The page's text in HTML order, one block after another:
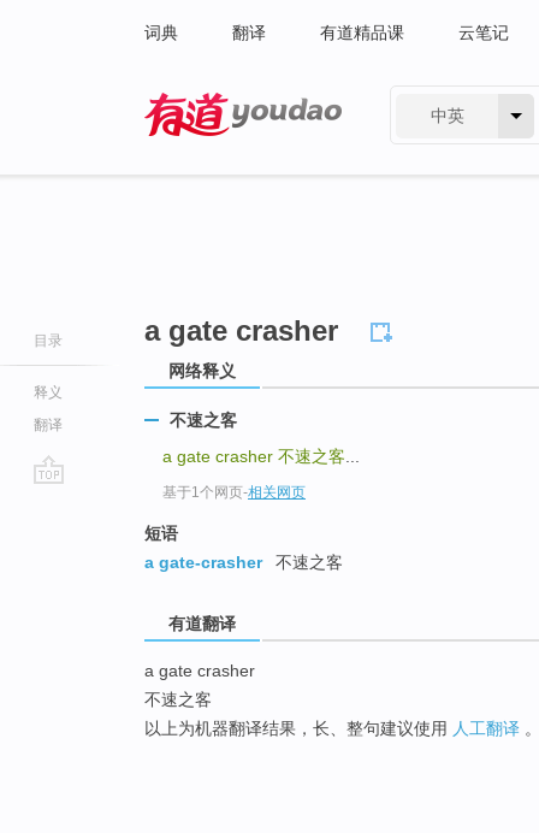
词典 翻译 有道精品课 云笔记
中英
目录
释义
翻译
a gate crasher
网络释义
不速之客
a gate crasher 不速之客
基于1个网页-相关网页
短语
a gate-crasher
不速之客
有道翻译
a gate crasher
不速之客
以上为机器翻译结果，长、整句建议使用 人工翻译